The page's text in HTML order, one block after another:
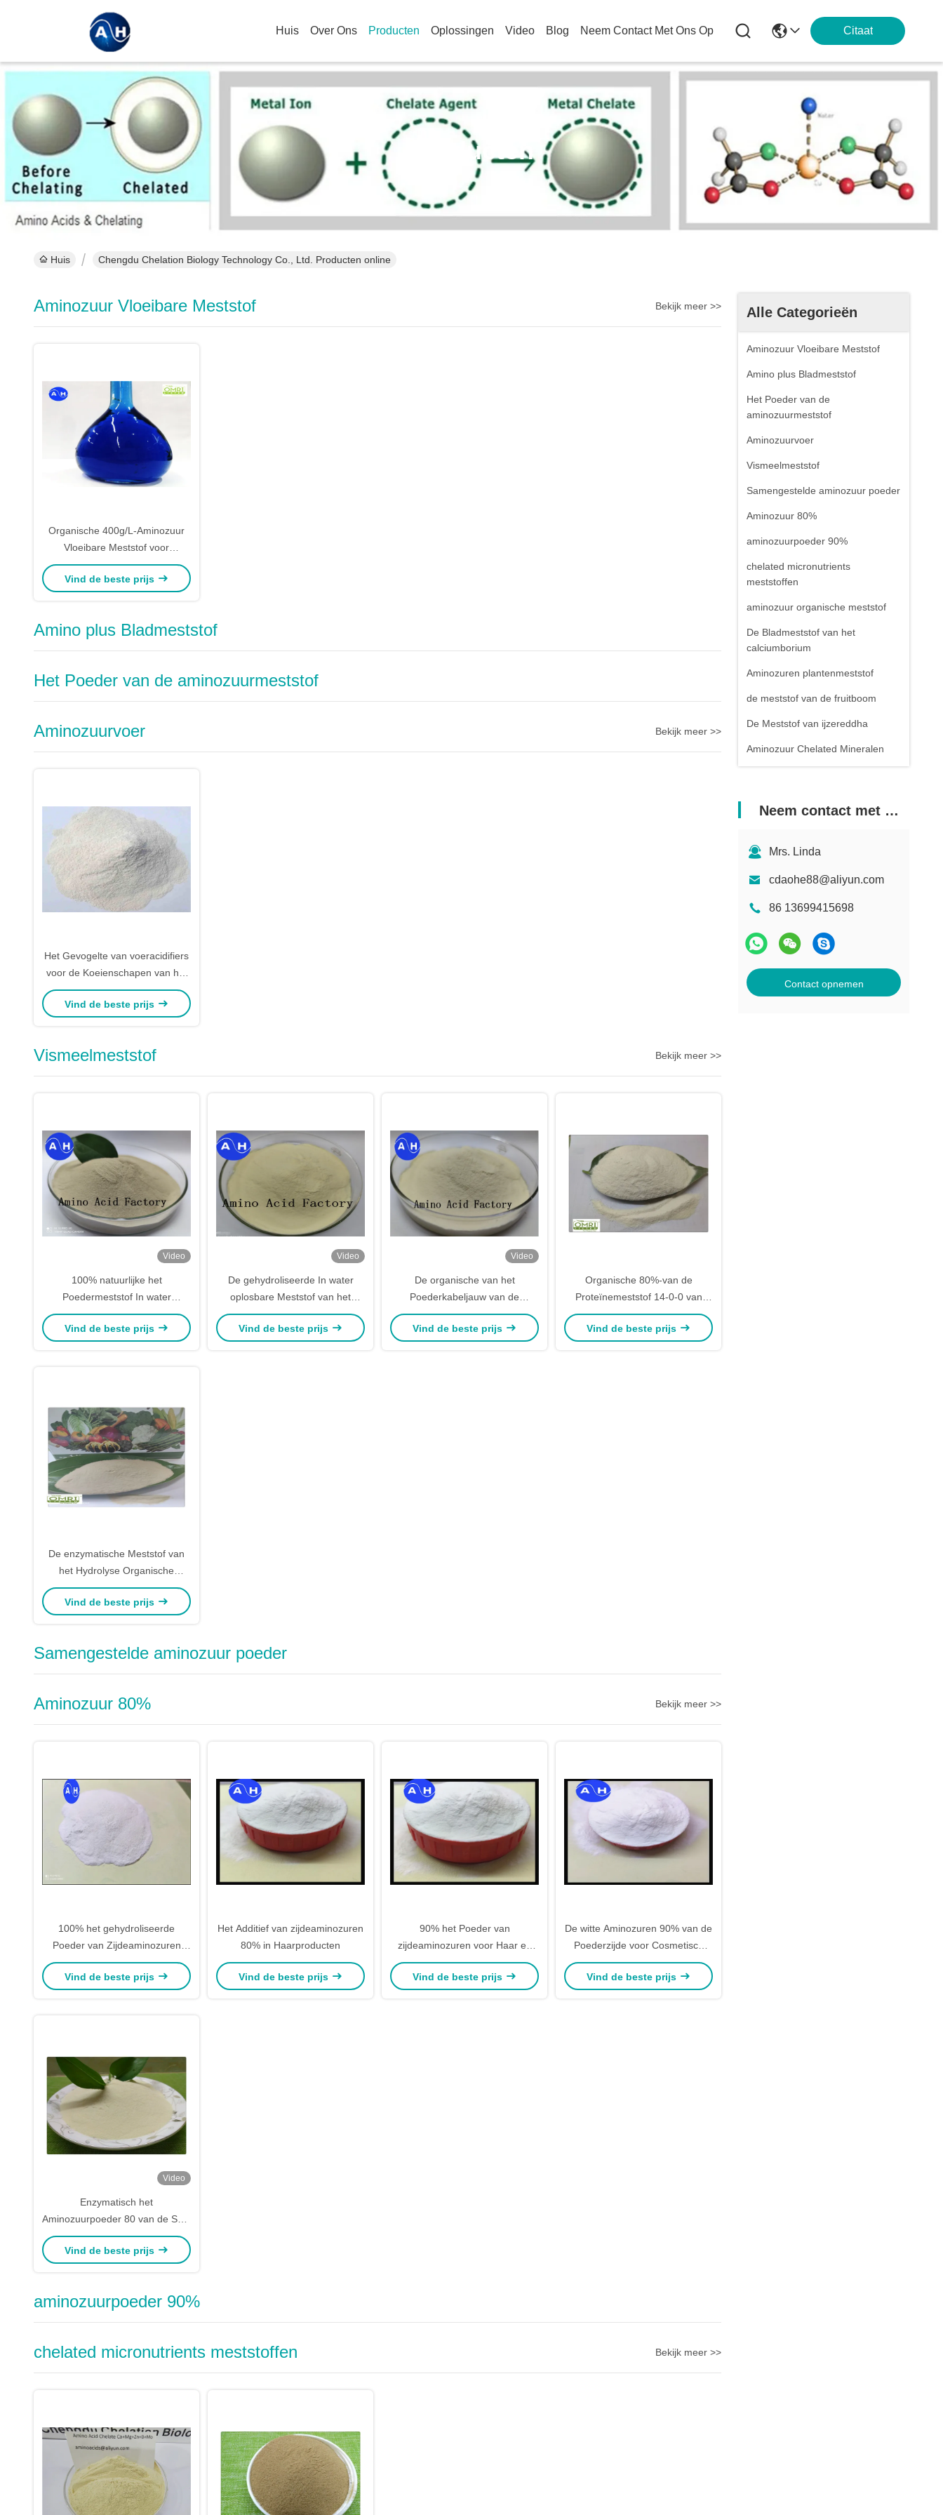
Huis Over Ons Producten Oplossingen Video Blog Neem Contact Met Ons Op Citaat
Producten
Huis Chengdu Chelation Biology Technology Co., Ltd. Producten online
Alle Categorieën
Aminozuur Vloeibare Meststof
Amino plus Bladmeststof
Het Poeder van de
aminozuurmeststof
Aminozuurvoer
Vismeelmeststof
Samengestelde aminozuur poeder
Aminozuur 80%
aminozuurpoeder 90%
chelated micronutrients
meststoffen
aminozuur organische meststof
De Bladmeststof van het
calciumborium
Aminozuren plantenmeststof
de meststof van de fruitboom
De Meststof van ijzereddha
Aminozuur Chelated Mineralen
Neem contact met ons op
Mrs. Linda
cdaohe88@aliyun.com
86 13699415698
Contact opnemen
Aminozuur Vloeibare Meststof Bekijk meer >>
Organische 400g/L-Aminozuur
Vloeibare Meststof voor
Landbouwersmixers Formulators
Vind de beste prijs
Amino plus Bladmeststof
Het Poeder van de aminozuurmeststof
Aminozuurvoer Bekijk meer >>
Het Gevogelte van voeracidifiers
voor de Koeienschapen van het
BiggetjesSlachtvee en Andere
Dieren
Vind de beste prijs
Vismeelmeststof Bekijk meer >>
Video
100% natuurlijke het
Poedermeststof In water
oplosbare 12-0-0 van het
Bronvissenaminozuur
Vind de beste prijs
Video
De gehydroliseerde In water
oplosbare Meststof van het
Vismeel Eiwitpoeder 100%
Vind de beste prijs
Video
De organische van het
Poederkabeljauw van de
Vissenproteïne van het de
Huiduittreksel Landbouw In water
Vind de beste prijs
Organische 80%-van de
Proteïnemeststof 14-0-0 van
Aminozurenvissen de
Stikstofbron
Vind de beste prijs
De enzymatische Meststof van
het Hydrolyse Organische
20kg/Bag Vismeel
Vind de beste prijs
Samengestelde aminozuur poeder
Aminozuur 80% Bekijk meer >>
100% het gehydroliseerde
Poeder van Zijdeaminozuren
voor de Essentieadditief van de
Huidzorg
Vind de beste prijs
Het Additief van zijdeaminozuren
80% in Haarproducten
Vind de beste prijs
90% het Poeder van
zijdeaminozuren voor Haar en
Huidzorg
Vind de beste prijs
De witte Aminozuren 90% van de
Poederzijde voor Cosmetisch
ingrediënt
Vind de beste prijs
Video
Enzymatisch het
Aminozuurpoeder 80 van de Soja
Eiwitvrij Chloor
Vind de beste prijs
aminozuurpoeder 90%
chelated micronutrients meststoffen Bekijk meer >>